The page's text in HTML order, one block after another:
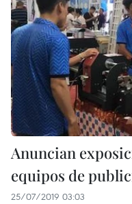
Anuncian
equipos de
25/07/2019 03:03